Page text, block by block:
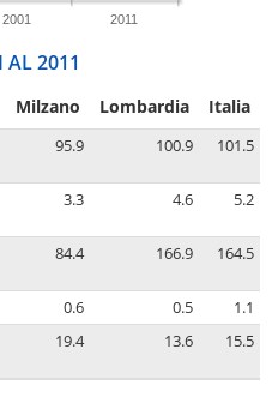
2001 2011
AL 2011
Milzano Lombardia Italia
95.9 100.9 101.5
3.3 4.6 5.2
84.4 166.9 164.5
0.6 0.5
1.1
19.4 13.6 15.5